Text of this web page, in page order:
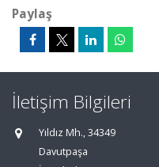
Paylaş
İletişim Bilgileri
Yıldız Mh., 34349
Davutpaşa